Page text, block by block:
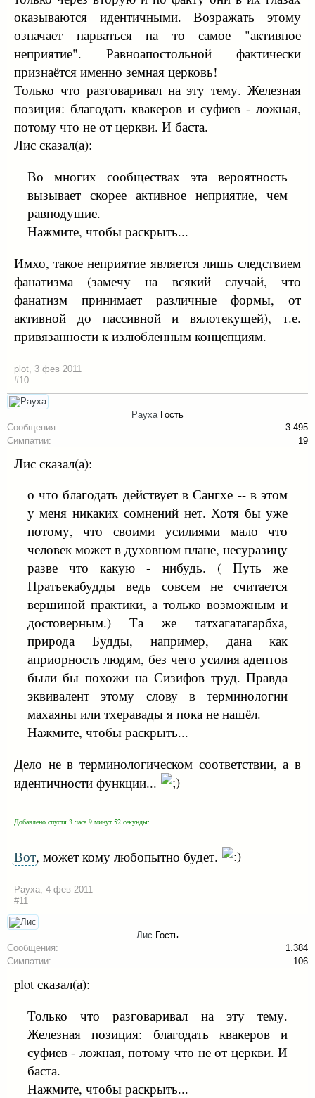
оказываются идентичными. Возражать этому
означает нарваться на то самое "активное
неприятие". Равноапостольной фактически
признаётся именно земная церковь!
Только что разговаривал на эту тему. Железная
позиция: благодать квакеров и суфиев - ложная,
потому что не от церкви. И баста.
Лис сказал(а):
Во многих сообществах эта вероятность
вызывает скорее активное неприятие, чем
равнодушие.
Нажмите, чтобы раскрыть...
Имхо, такое неприятие является лишь следствием
фанатизма (замечу на всякий случай, что
фанатизм принимает различные формы, от
активной до пассивной и вялотекущей), т.е.
привязанности к излюбленным концепциям.
plot 3 фев 2011
#10
Рауха Гость
Сообщения:
3.495
Симпатии:
19
Лис сказал(а):
о что благодать действует в Сангхе -- в этом
у меня никаких сомнений нет. Хотя бы уже
потому, что своими усилиями мало что
человек может в духовном плане, несуразицу
разве что какую - нибудь. ( Путь же
Пратьекабудды ведь совсем не считается
вершиной практики, а только возможным и
достоверным.) Та же татхагатагарбха,
природа Будды, например, дана как
априорность людям, без чего усилия адептов
были бы похожи на Сизифов труд. Правда
эквивалент этому слову в терминологии
махаяны или тхеравады я пока не нашёл.
Нажмите, чтобы раскрыть...
Дело не в терминологическом соответствии, а в
идентичности функции...
Добавлено спустя 3 часа 9 минут 52 секунды:
Вот, может кому любопытно будет.
Рауха 4 фев 2011
#11
Лис Гость
Сообщения:
1.384
Симпатии:
106
plot сказал(а):
Только что разговаривал на эту тему.
Железная позиция: благодать квакеров и
суфиев - ложная, потому что не от церкви. И
баста.
Нажмите, чтобы раскрыть...